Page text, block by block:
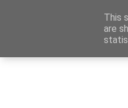
This
are